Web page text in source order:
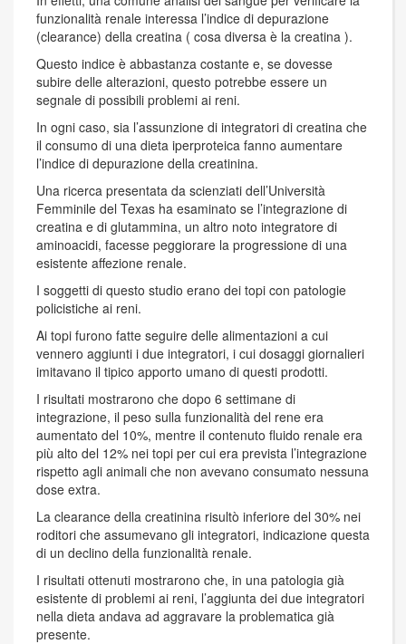
funzionalità renale interessa l’indice di depurazione
(clearance) della creatina ( cosa diversa è la creatina ).
Questo indice è abbastanza costante e, se dovesse
subire delle alterazioni, questo potrebbe essere un
segnale di possibili problemi ai reni.
In ogni caso, sia l’assunzione di integratori di creatina che
il consumo di una dieta iperproteica fanno aumentare
l’indice di depurazione della creatinina.
Una ricerca presentata da scienziati dell’Università
Femminile del Texas ha esaminato se l’integrazione di
creatina e di glutammina, un altro noto integratore di
aminoacidi, facesse peggiorare la progressione di una
esistente affezione renale.
I soggetti di questo studio erano dei topi con patologie
policistiche ai reni.
Ai topi furono fatte seguire delle alimentazioni a cui
vennero aggiunti i due integratori, i cui dosaggi giornalieri
imitavano il tipico apporto umano di questi prodotti.
I risultati mostrarono che dopo 6 settimane di
integrazione, il peso sulla funzionalità del rene era
aumentato del 10%, mentre il contenuto fluido renale era
più alto del 12% nei topi per cui era prevista l’integrazione
rispetto agli animali che non avevano consumato nessuna
dose extra.
La clearance della creatinina risultò inferiore del 30% nei
roditori che assumevano gli integratori, indicazione questa
di un declino della funzionalità renale.
I risultati ottenuti mostrarono che, in una patologia già
esistente di problemi ai reni, l’aggiunta dei due integratori
nella dieta andava ad aggravare la problematica già
presente.